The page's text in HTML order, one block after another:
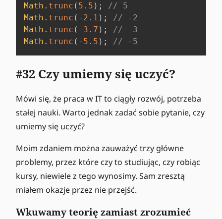
Math . trunc ( 5.5 ) ;
// 5
Math . trunc ( - 2.1 ) ;
// -2
Math . trunc ( - 3.7 ) ;
// -3
Math . trunc ( - 5.5 ) ; // -5
#32 Czy umiemy się uczyć?
Mówi się, że praca w IT to ciągły rozwój, potrzeba
stałej nauki. Warto jednak zadać sobie pytanie, czy
umiemy się uczyć?
Moim zdaniem można zauważyć trzy główne
problemy, przez które czy to studiując, czy robiąc
kursy, niewiele z tego wynosimy. Sam zresztą
miałem okazje przez nie przejść.
Wkuwamy teorię zamiast zrozumieć